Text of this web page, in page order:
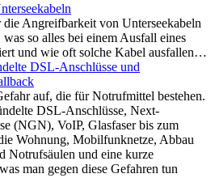
Angreifbarkeit von Unterseekabeln
so alles bei einem Ausfall eines
und wie oft solche Kabel ausfallen…
DSL-Anschlüsse und
auf, die für Notrufmittel bestehen.
DSL-Anschlüsse, Next-
(NGN), VoIP, Glasfaser bis zum
Wohnung, Mobilfunknetze, Abbau
Notrufsäulen und eine kurze
man gegen diese Gefahren tun